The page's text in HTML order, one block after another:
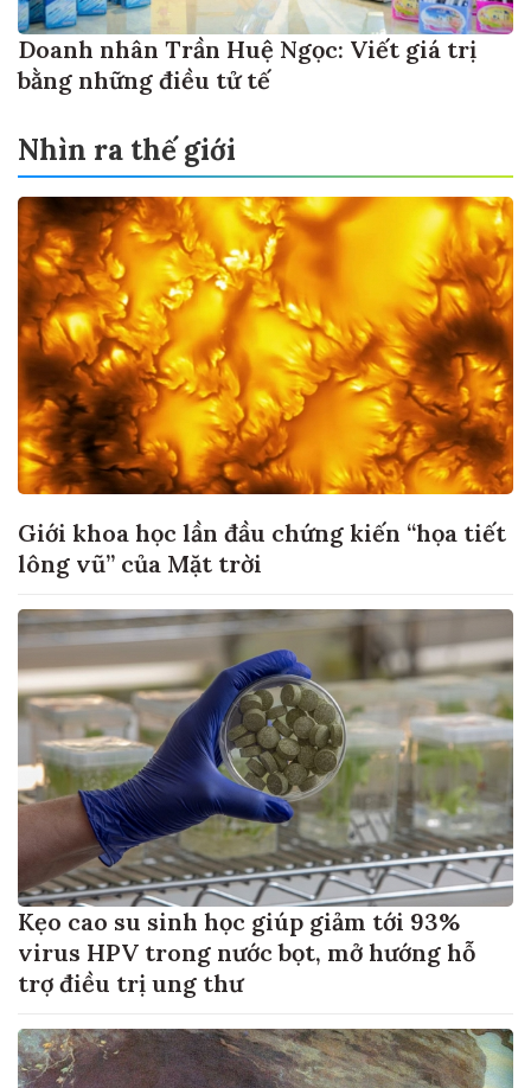
Doanh nhân Trần Huệ Ngọc: Viết giá trị
bằng những điều tử tế
Nhìn ra thế giới
Giới khoa học lần đầu chứng kiến “họa tiết
lông vũ” của Mặt trời
Kẹo cao su sinh học giúp giảm tới 93%
virus HPV trong nước bọt, mở hướng hỗ
trợ điều trị ung thư